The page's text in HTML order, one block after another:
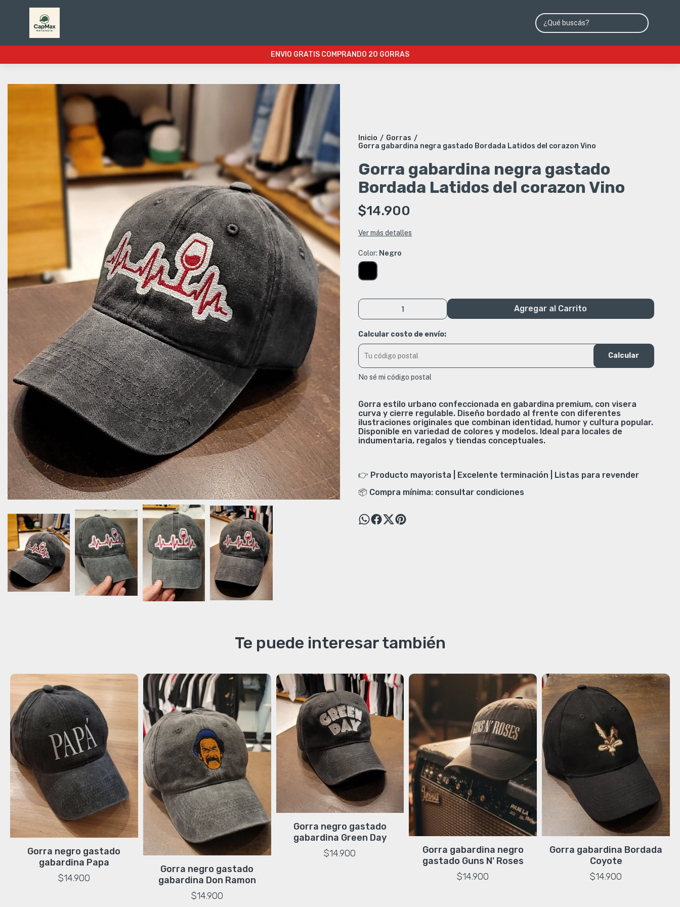
ENVIO GRATIS COMPRANDO 20 GORRAS
Inicio / Gorras /
Gorra gabardina negra gastado Bordada Latidos del corazon Vino
Gorra gabardina negra gastado
Bordada Latidos del corazon Vino
$14.900
Ver más detalles
Color: Negro
Agregar al Carrito
Calcular costo de envío:
Calcular
No sé mi código postal
Gorra estilo urbano confeccionada en gabardina premium, con visera
curva y cierre regulable. Diseño bordado al frente con diferentes
ilustraciones originales que combinan identidad, humor y cultura popular.
Disponible en variedad de colores y modelos. Ideal para locales de
indumentaria, regalos y tiendas conceptuales.
👉 Producto mayorista | Excelente terminación | Listas para revender
📦 Compra mínima: consultar condiciones
Te puede interesar también
Gorra negro gastado
gabardina Papa
$14.900
Gorra negro gastado
gabardina Don Ramon
$14.900
Gorra negro gastado
gabardina Green Day
$14.900
Gorra gabardina negro
gastado Guns N' Roses
$14.900
Gorra gabardina Bordada
Coyote
$14.900